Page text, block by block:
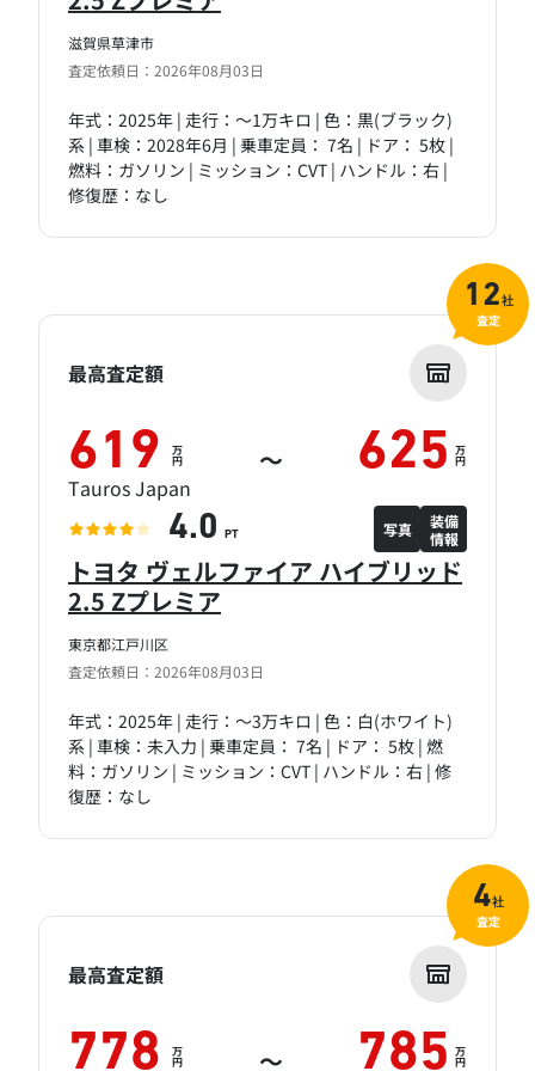
滋賀県草津市
査定依頼日：2026年08月03日
年式：2025年 | 走行：～1万キロ | 色：黒(ブラック)
系 | 車検：2028年6月 | 乗車定員： 7名 | ドア： 5枚 |
燃料：ガソリン | ミッション：CVT | ハンドル：右 |
修復歴：なし
東京都江戸川区
査定依頼日：2026年08月03日
トヨタ ヴェルファイア ハイブリッド
2.5 Zプレミア
年式：2025年 | 走行：～3万キロ | 色：白(ホワイト)
系 | 車検：未入力 | 乗車定員： 7名 | ドア： 5枚 | 燃
料：ガソリン | ミッション：CVT | ハンドル：右 | 修
復歴：なし
最高査定額
619 万
円 ～ 625 万
円
Tauros Japan
4.0 PT 写真
装備
情報
12社
査定
最高査定額
778 万
円 ～ 785 万
円
4社
査定